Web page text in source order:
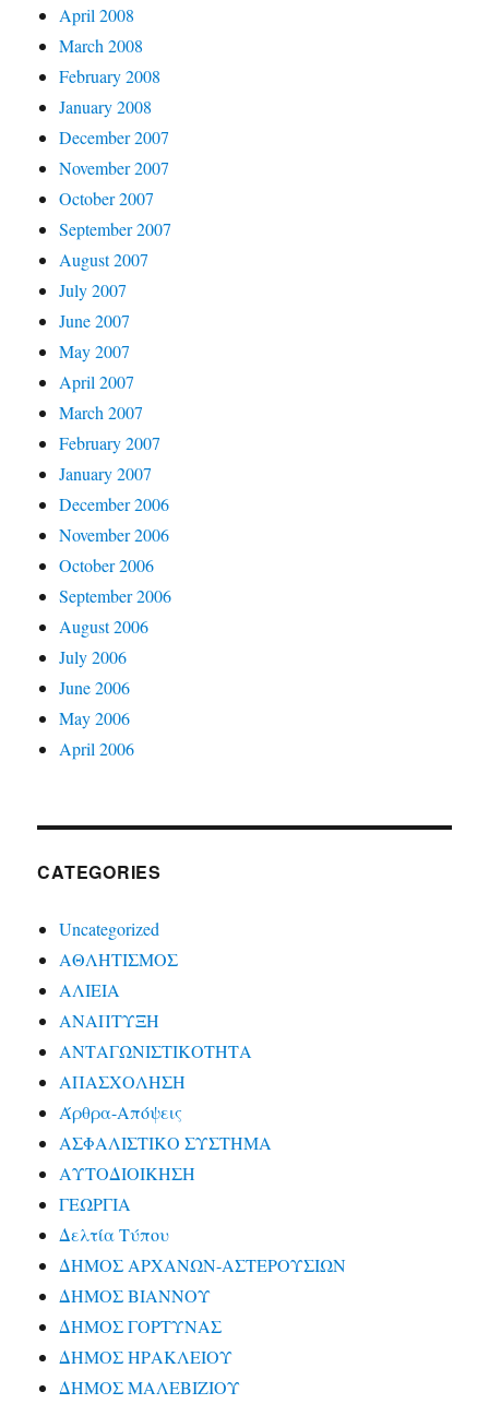
April 2008
March 2008
February 2008
January 2008
December 2007
November 2007
October 2007
September 2007
August 2007
July 2007
June 2007
May 2007
April 2007
March 2007
February 2007
January 2007
December 2006
November 2006
October 2006
September 2006
August 2006
July 2006
June 2006
May 2006
April 2006
CATEGORIES
Uncategorized
ΑΘΛΗΤΙΣΜΟΣ
ΑΛΙΕΙΑ
ΑΝΑΠΤΥΞΗ
ΑΝΤΑΓΩΝΙΣΤΙΚΟΤΗΤΑ
ΑΠΑΣΧΟΛΗΣΗ
Άρθρα-Απόψεις
ΑΣΦΑΛΙΣΤΙΚΟ ΣΥΣΤΗΜΑ
ΑΥΤΟΔΙΟΙΚΗΣΗ
ΓΕΩΡΓΙΑ
Δελτία Τύπου
ΔΗΜΟΣ ΑΡΧΑΝΩΝ-ΑΣΤΕΡΟΥΣΙΩΝ
ΔΗΜΟΣ ΒΙΑΝΝΟΥ
ΔΗΜΟΣ ΓΟΡΤΥΝΑΣ
ΔΗΜΟΣ ΗΡΑΚΛΕΙΟΥ
ΔΗΜΟΣ ΜΑΛΕΒΙΖΙΟΥ